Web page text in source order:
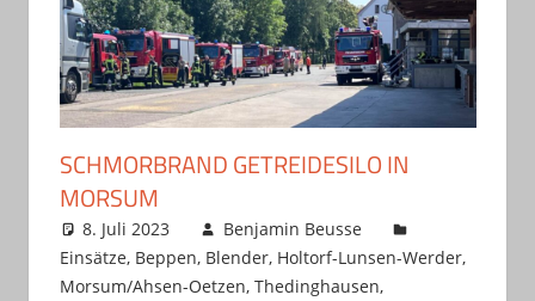
SCHMORBRAND GETREIDESILO IN
MORSUM
8. Juli 2023
Benjamin Beusse
Einsätze, Beppen, Blender, Holtorf-Lunsen-Werder,
Morsum/Ahsen-Oetzen, Thedinghausen,